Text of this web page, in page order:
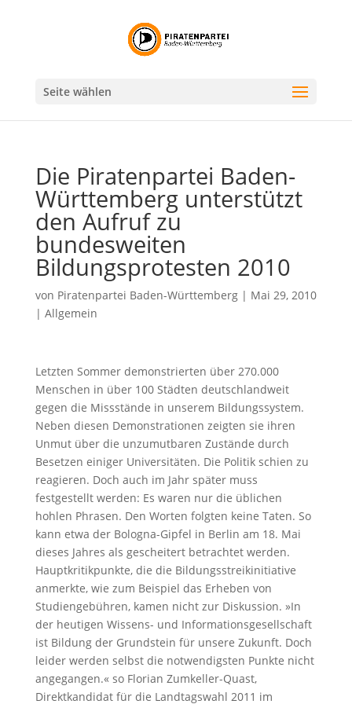
Seite wählen
Die Piratenpartei Baden-
Württemberg unterstützt
den Aufruf zu
bundesweiten
Bildungsprotesten 2010
von Piratenpartei Baden-Württemberg| Mai 29, 2010
| Allgemein
Letzten Sommer demonstrierten über 270.000
Menschen in über 100 Städten deutschlandweit
gegen die Missstände in unserem Bildungssystem.
Neben diesen Demonstrationen zeigten sie ihren
Unmut über die unzumutbaren Zustände durch
Besetzen einiger Universitäten. Die Politik schien zu
reagieren. Doch auch im Jahr später muss
festgestellt werden: Es waren nur die üblichen
hohlen Phrasen. Den Worten folgten keine Taten. So
kann etwa der Bologna-Gipfel in Berlin am 18. Mai
dieses Jahres als gescheitert betrachtet werden.
Hauptkritikpunkte, die die Bildungsstreikinitiative
anmerkte, wie zum Beispiel das Erheben von
Studiengebühren, kamen nicht zur Diskussion. »In
der heutigen Wissens- und Informationsgesellschaft
ist Bildung der Grundstein für unsere Zukunft. Doch
leider werden selbst die notwendigsten Punkte nicht
angegangen.« so Florian Zumkeller-Quast,
Direktkandidat für die Landtagswahl 2011 im